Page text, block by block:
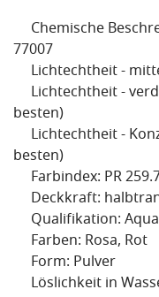
Chemische
77007
Lichtechtheit -
Lichtechtheit -
besten)
Lichtechtheit -
besten)
Farbindex: PR
Deckkraft:
Qualifikation:
Farben: Rosa, Rot
Form: Pulver
Löslichkeit in